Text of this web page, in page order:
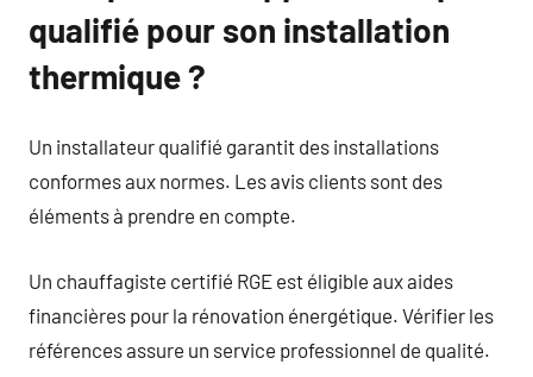
qualifié pour son installation
thermique ?
Un installateur qualifié garantit des installations
conformes aux normes. Les avis clients sont des
éléments à prendre en compte.
Un chauffagiste certifié RGE est éligible aux aides
financières pour la rénovation énergétique. Vérifier les
références assure un service professionnel de qualité.